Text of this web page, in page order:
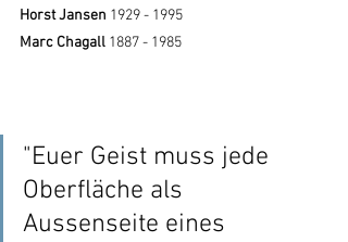
Horst Jansen 1929 - 1995
Marc Chagall 1887 - 1985
"Euer Geist muss jede
Oberfläche als
Aussenseite eines